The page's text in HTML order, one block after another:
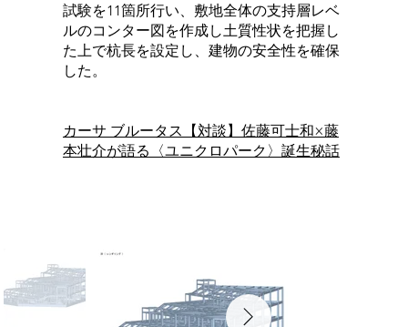
試験を11箇所行い、敷地全体の支持層レベ
ルのコンター図を作成し土質性状を把握し
た上で杭長を設定し、建物の安全性を確保
した。
カーサ ブルータス【対談】佐藤可士和×藤
本壮介が語る〈ユニクロパーク〉誕生秘話